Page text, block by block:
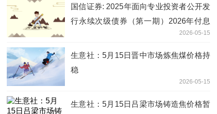
国信证券: 2025年面向专业投资者公开发
行永续次级债券（第一期）2026年付息
2026-05-15
生意社：5月15日晋中市场炼焦煤价格持
稳
2026-05-15
生意社：5月15日吕梁市场铸造焦价格暂